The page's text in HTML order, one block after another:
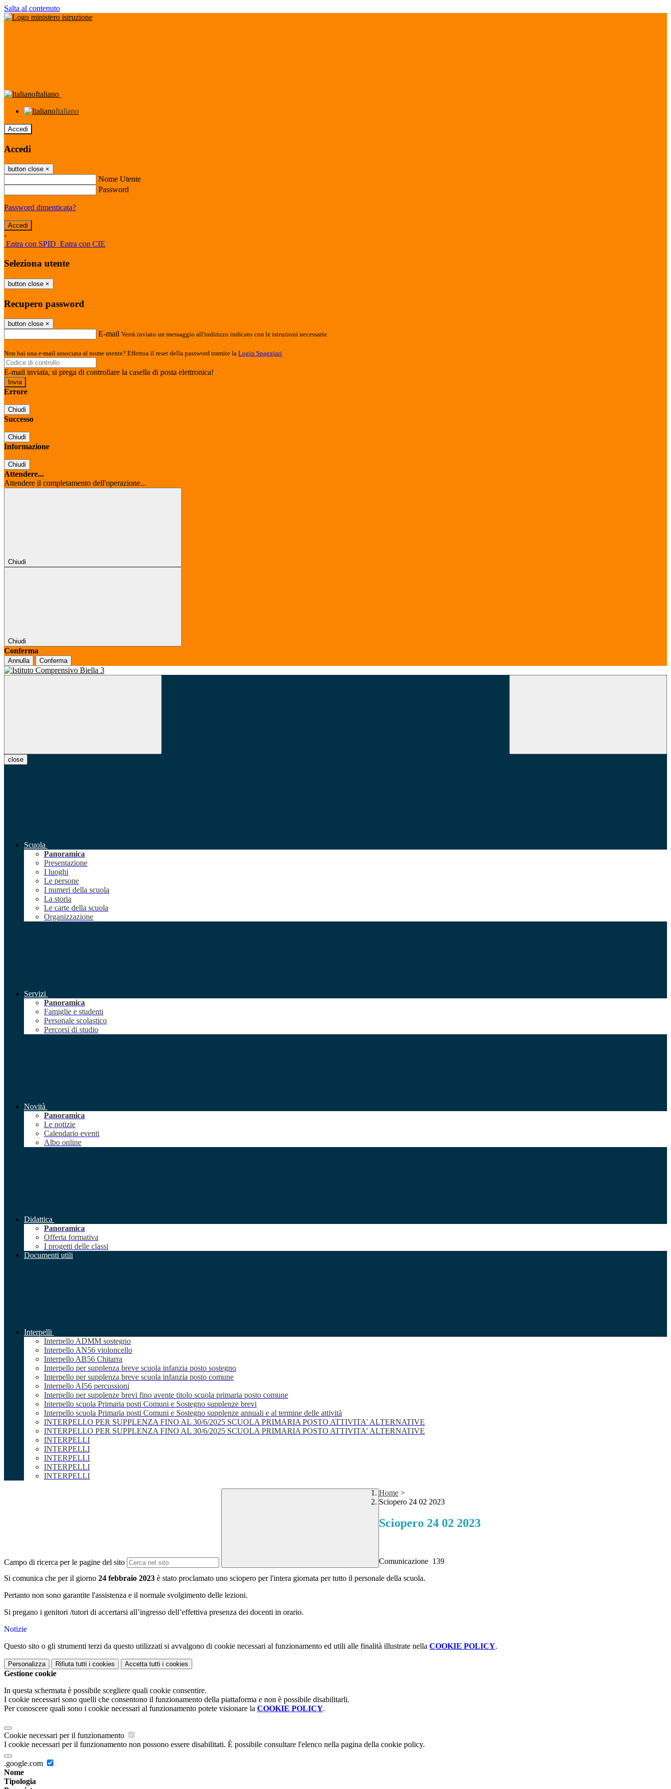
Salta al contenuto
Italiano
Italiano
Accedi
Accedi
button close ×
Nome Utente
Password
Password dimenticata?
-
Entra con SPID Entra con CIE
Seleziona utente
button close ×
Recupero password
button close ×
E-mail Verrà inviato un messaggio all'indirizzo indicato con le istruzioni necessarie.
Non hai una e-mail associata al nome utente? Effettua il reset della password tramite la Login Spaggiari
E-mail inviata, si prega di controllare la casella di posta elettronica!
Errore
Chiudi
Successo
Chiudi
Informazione
Chiudi
Attendere...
Attendere il completamento dell'operazione...
Chiudi
Chiudi
Conferma
Annulla Conferma
close
Scuola
Panoramica
Presentazione
I luoghi
Le persone
I numeri della scuola
La storia
Le carte della scuola
Organizzazione
Servizi
Panoramica
Famiglie e studenti
Personale scolastico
Percorsi di studio
Novità
Panoramica
Le notizie
Calendario eventi
Albo online
Didattica
Panoramica
Offerta formativa
I progetti delle classi
Documenti utili
Interpelli
Interpello ADMM sostegno
Interpello AN56 violoncello
Interpello AB56 Chitarra
Interpello per supplenza breve scuola infanzia posto sostegno
Interpello per supplenza breve scuola infanzia posto comune
Interpello AI56 percussioni
Interpello per supplenze brevi fino avente titolo scuola primaria posto comune
Interpello scuola Primaria posti Comuni e Sostegno supplenze brevi
Interpello scuola Primaria posti Comuni e Sostegno supplenze annuali e al termine delle attività
INTERPELLO PER SUPPLENZA FINO AL 30/6/2025 SCUOLA PRIMARIA POSTO ATTIVITA' ALTERNATIVE
INTERPELLO PER SUPPLENZA FINO AL 30/6/2025 SCUOLA PRIMARIA POSTO ATTIVITA' ALTERNATIVE
INTERPELLI
INTERPELLI
INTERPELLI
INTERPELLI
INTERPELLI
Campo di ricerca per le pagine del sito
Home >
Sciopero 24 02 2023
Sciopero 24 02 2023
Comunicazione 139
Si comunica che per il giorno 24 febbraio 2023 è stato proclamato uno sciopero per l'intera giornata per tutto il personale della scuola.
Pertanto non sono garantite l'assistenza e il normale svolgimento delle lezioni.
Si pregano i genitori /tutori di accertarsi all’ingresso dell’effettiva presenza dei docenti in orario.
Notizie
Questo sito o gli strumenti terzi da questo utilizzati si avvalgono di cookie necessari al funzionamento ed utili alle finalità illustrate nella COOKIE POLICY.
Personalizza Rifiuta tutti i cookies Accetta tutti i cookies
Gestione cookie
In questa schermata è possibile scegliere quali cookie consentire.
I cookie necessari sono quelli che consentono il funzionamento della piattaforma e non è possibile disabilitarli.
Per conoscere quali sono i cookie necessari al funzionamento potete visionare la COOKIE POLICY.
Cookie necessari per il funzionamento
I cookie necessari per il funzionamento non possono essere disabilitati. È possibile consultare l'elenco nella pagina della cookie policy.
.google.com
Nome
Tipologia